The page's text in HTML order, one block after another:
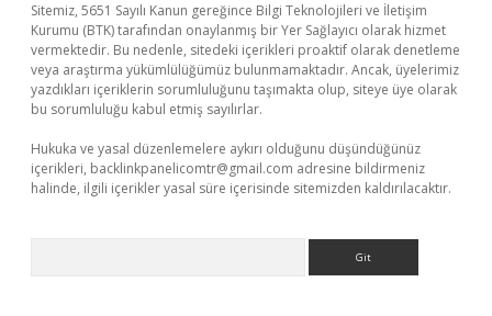
Sitemiz, 5651 Sayılı Kanun gereğince Bilgi Teknolojileri ve İletişim
Kurumu (BTK) tarafından onaylanmış bir Yer Sağlayıcı olarak hizmet
vermektedir. Bu nedenle, sitedeki içerikleri proaktif olarak denetleme
veya araştırma yükümlülüğümüz bulunmamaktadır. Ancak, üyelerimiz
yazdıkları içeriklerin sorumluluğunu taşımakta olup, siteye üye olarak
bu sorumluluğu kabul etmiş sayılırlar.
Hukuka ve yasal düzenlemelere aykırı olduğunu düşündüğünüz
içerikleri, backlinkpanelicomtr@gmail.com adresine bildirmeniz
halinde, ilgili içerikler yasal süre içerisinde sitemizden kaldırılacaktır.